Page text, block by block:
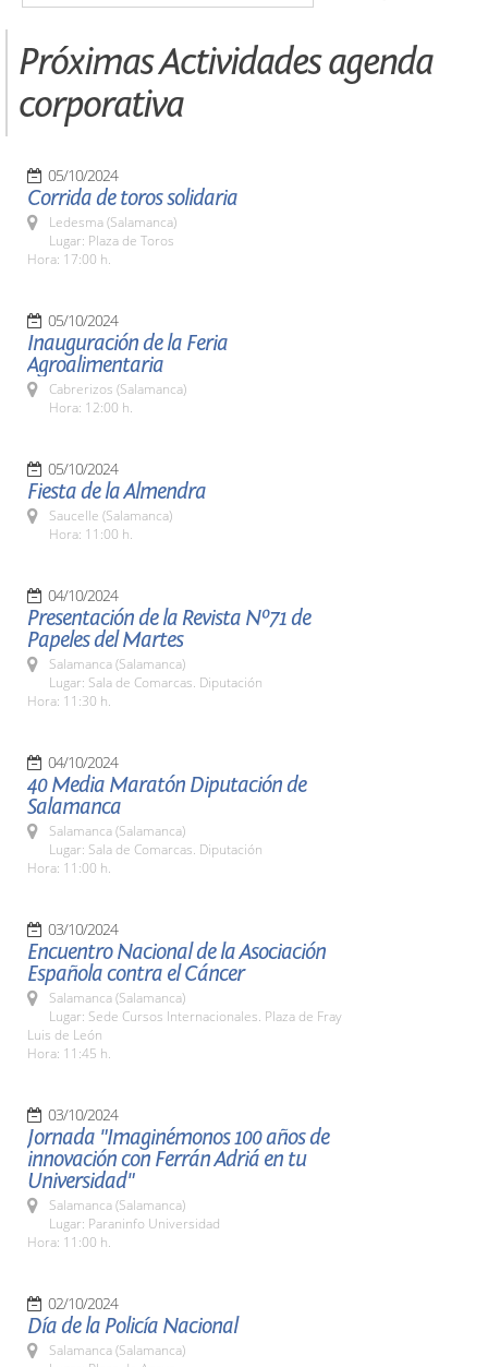
Próximas Actividades agenda
corporativa
05/10/2024
Corrida de toros solidaria
Ledesma (Salamanca)
Lugar: Plaza de Toros
Hora: 17:00 h.
05/10/2024
Inauguración de la Feria
Agroalimentaria
Cabrerizos (Salamanca)
Hora: 12:00 h.
05/10/2024
Fiesta de la Almendra
Saucelle (Salamanca)
Hora: 11:00 h.
04/10/2024
Presentación de la Revista Nº71 de
Papeles del Martes
Salamanca (Salamanca)
Lugar: Sala de Comarcas. Diputación
Hora: 11:30 h.
04/10/2024
40 Media Maratón Diputación de
Salamanca
Salamanca (Salamanca)
Lugar: Sala de Comarcas. Diputación
Hora: 11:00 h.
03/10/2024
Encuentro Nacional de la Asociación
Española contra el Cáncer
Salamanca (Salamanca)
Lugar: Sede Cursos Internacionales. Plaza de Fray
Luis de León
Hora: 11:45 h.
03/10/2024
Jornada "Imaginémonos 100 años de
innovación con Ferrán Adriá en tu
Universidad"
Salamanca (Salamanca)
Lugar: Paraninfo Universidad
Hora: 11:00 h.
02/10/2024
Día de la Policía Nacional
Salamanca (Salamanca)